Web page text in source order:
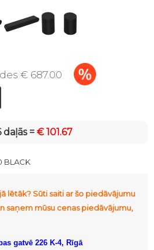
€ 687.00
daļās =€ 101.67
BLACK
lētāk? Sūti saiti ar šo piedāvājumu
saņem mūsu cenas piedāvājumu,
gatvē 226 K-4, Rīgā